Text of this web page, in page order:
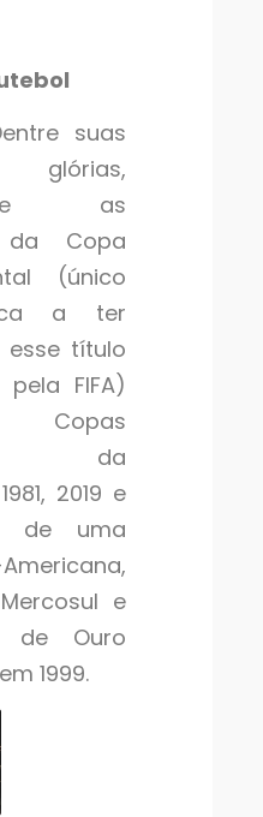
suas
se as
da Copa
(único
a ter
esse título
FIFA)
da
2019 e
de uma
e
de Ouro
1999.